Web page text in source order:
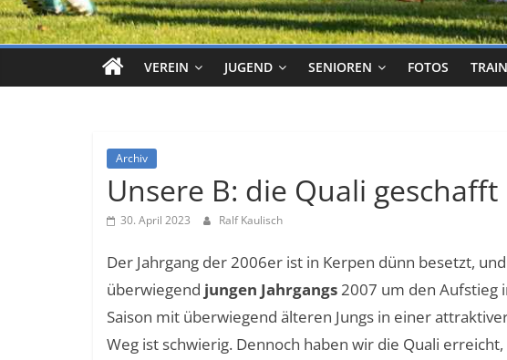
VEREIN JUGEND SENIOREN FOTOS
Archiv
Unsere B: die Quali geschafft
30. April 2023 Ralf Kaulisch
Der Jahrgang der 2006er ist in Kerpen dünn besetzt,
überwiegend jungen Jahrgangs2007 um den Aufstieg
Saison mit überwiegend älteren Jungs in einer
Weg ist schwierig. Dennoch haben wir die Quali